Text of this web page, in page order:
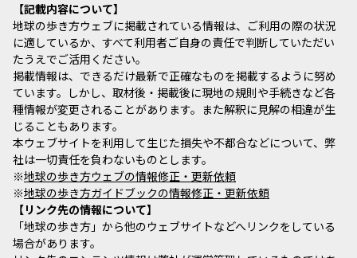
記載内容について
地球の歩き方ウェブに掲載されている情報は、ご利用の際の状況
に適しているか、すべて利用者ご自身の責任で判断していただい
たうえでご活用ください。
掲載情報は、できるだけ最新で正確なものを掲載するように努め
ています。しかし、取材後・掲載後に現地の規則や手続きなど各
種情報が変更されることがあります。また解釈に見解の相違が生
じることもあります。
本ウェブサイトを利用して生じた損失や不都合などについて、弊
社は一切責任を負わないものとします。
※地球の歩き方ウェブの情報修正・更新依頼
※地球の歩き方ガイドブックの情報修正・更新依頼
リンク先の情報について
「地球の歩き方」から他のウェブサイトなどへリンクをしている
場合があります。